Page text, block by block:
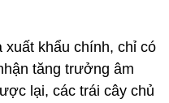
xuất khẩu chính, chỉ có
tăng trưởng âm
lại, các trái cây chủ